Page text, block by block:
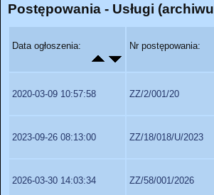
Postępowania - Usługi
Data ogłoszenia: Nr postępowania:
2020-03-09 10:57:58 ZZ/2/001/20
2023-09-26 08:13:00 ZZ/18/018/U/2023
2026-03-30 14:03:34 ZZ/58/001/2026